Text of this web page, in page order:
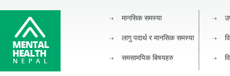
मानसिक समस्या
लागु पदार्थ र मानसिक समस्या
समसामयिक बिषयहरु